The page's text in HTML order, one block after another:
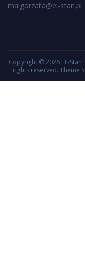
malgorzata@el-stan.pl
Copyright © 2026 EL-
rights reserved. Theme